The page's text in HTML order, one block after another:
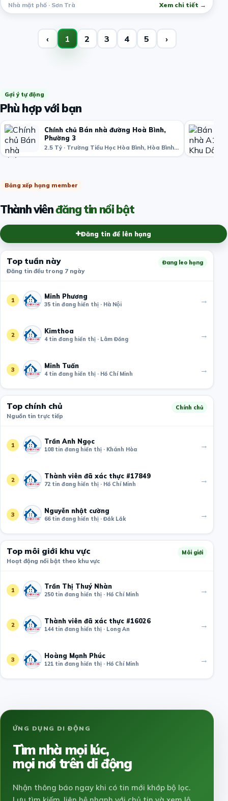
Nhà mặt phố · Sơn Trà Xem chi tiết →
‹ 1 2 3 4 5 ›
Gợi ý tự động
Phù hợp với bạn
Chính chủ Bán nhà đường Hoà Bình,
Phường 3
2.5 Tỷ · Trường Tiểu Học Hòa Bình, Hòa Bình, phường 3, Quận 11, Hồ Chí Minh, Việt Nam
Bảng xếp hạng member
Thành viênđăng tin nổi bật
Đăng tin để lên hạng
Top tuần này
Đăng tin đều trong 7 ngày
Đang leo hạng
1 Minh Phương
35 tin đang hiển thị · Hà Nội →
2 Kimthoa
4 tin đang hiển thị · Lâm Đồng →
3 Minh Tuấn
4 tin đang hiển thị · Hồ Chí Minh →
Top chính chủ
Nguồn tin trực tiếp
Chính chủ
1 Trần Anh Ngọc
108 tin đang hiển thị · Khánh Hòa →
2 Thành viên đã xác thực #17849
72 tin đang hiển thị · Hồ Chí Minh →
3 Nguyễn nhật cường
66 tin đang hiển thị · Đắk Lắk →
Top môi giới khu vực
Hoạt động nổi bật theo khu vực
Môi giới
1 Trần Thị Thuý Nhàn
250 tin đang hiển thị · Hồ Chí Minh →
2 Thành viên đã xác thực #16026
144 tin đang hiển thị · Long An →
3 Hoàng Mạnh Phúc
121 tin đang hiển thị · Hồ Chí Minh →
ỨNG DỤNG DI ĐỘNG
Tìm nhà mọi lúc,
mọi nơi trên di động
Nhận thông báo ngay khi có tin mới khớp bộ lọc.